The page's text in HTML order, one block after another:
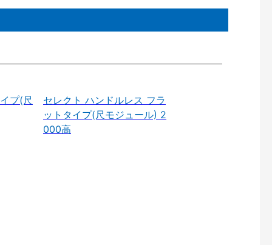
プ(尺
セレクト ハンドルレス フラ
ットタイプ(尺モジュール) 2
000高